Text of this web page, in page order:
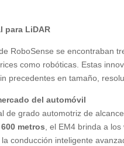
para LiDAR
RoboSense se encontraban
como robóticas. Estas
precedentes en tamaño,
del automóvil
de grado automotriz de
600 metros, el EM4 brinda a
conducción inteligente